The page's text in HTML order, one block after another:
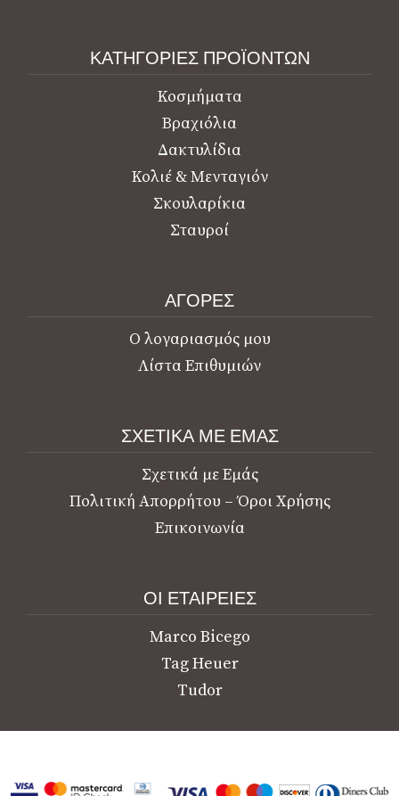
ΚΑΤΗΓΟΡΙΕΣ ΠΡΟΪΟΝΤΩΝ
Κοσμήματα
Βραχιόλια
Δακτυλίδια
Κολιέ & Μενταγιόν
Σκουλαρίκια
Σταυροί
ΑΓΟΡΕΣ
Ο λογαριασμός μου
Λίστα Επιθυμιών
ΣΧΕΤΙΚΑ ΜΕ ΕΜΑΣ
Σχετικά με Εμάς
Πολιτική Απορρήτου – Όροι Χρήσης
Επικοινωνία
ΟΙ ΕΤΑΙΡΕΙΕΣ
Marco Bicego
Tag Heuer
Tudor